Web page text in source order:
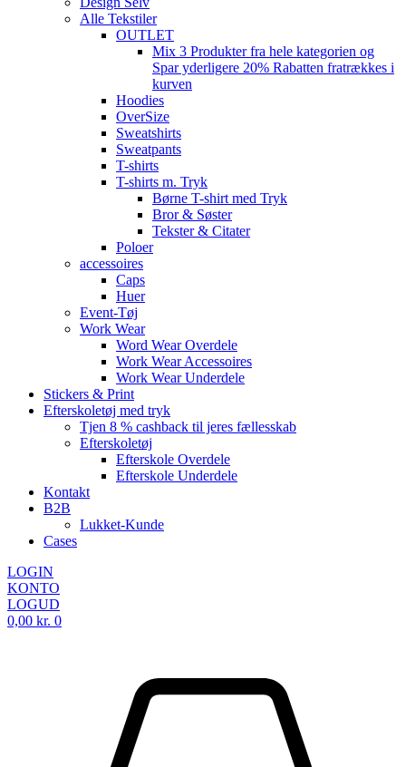
Alle Tekstiler
OUTLET
Mix 3 Produkter fra hele kategorien og
Spar yderligere 20% Rabatten fratrækkes i
kurven
Hoodies
OverSize
Sweatshirts
Sweatpants
T-shirts
T-shirts m. Tryk
Børne T-shirt med Tryk
Bror & Søster
Tekster & Citater
Poloer
accessoires
Caps
Huer
Event-Tøj
Work Wear
Word Wear Overdele
Work Wear Accessoires
Work Wear Underdele
Stickers & Print
Efterskoletøj med tryk
Tjen 8 % cashback til jeres fællesskab
Efterskoletøj
Efterskole Overdele
Efterskole Underdele
Kontakt
B2B
Lukket-Kunde
Cases
LOGIN
KONTO
LOGUD
0,00 kr. 0